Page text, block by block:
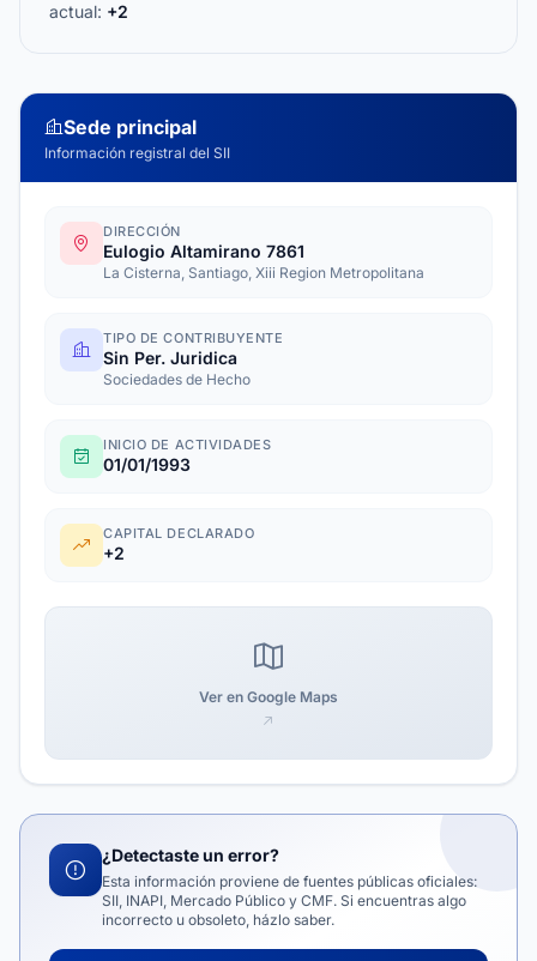
actual: +2
Sede principal
Información registral del SII
DIRECCIÓN
Eulogio Altamirano 7861
La Cisterna, Santiago, Xiii Region Metropolitana
TIPO DE CONTRIBUYENTE
Sin Per. Juridica
Sociedades de Hecho
INICIO DE ACTIVIDADES
01/01/1993
CAPITAL DECLARADO
+2
Ver en Google Maps
¿Detectaste un error?
Esta información proviene de fuentes públicas oficiales:
SII, INAPI, Mercado Público y CMF. Si encuentras algo
incorrecto u obsoleto, házlo saber.